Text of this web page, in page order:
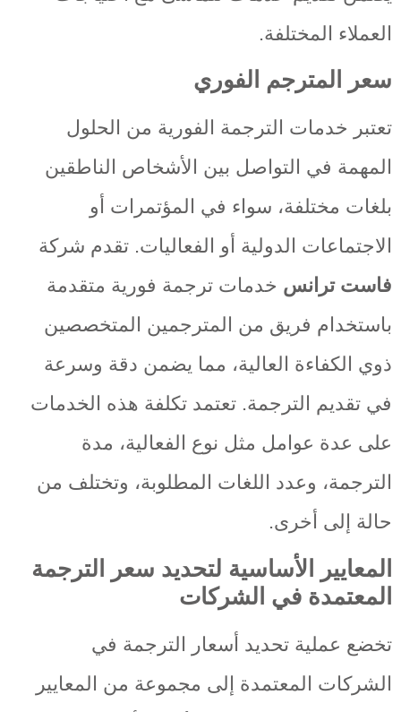
العملاء المختلفة.
سعر المترجم الفوري
تعتبر خدمات الترجمة الفورية من الحلول
المهمة في التواصل بين الأشخاص الناطقين
بلغات مختلفة، سواء في المؤتمرات أو
الاجتماعات الدولية أو الفعاليات. تقدم شركة
فاست ترانس خدمات ترجمة فورية متقدمة
باستخدام فريق من المترجمين المتخصصين
ذوي الكفاءة العالية، مما يضمن دقة وسرعة
في تقديم الترجمة. تعتمد تكلفة هذه الخدمات
على عدة عوامل مثل نوع الفعالية، مدة
الترجمة، وعدد اللغات المطلوبة، وتختلف من
حالة إلى أخرى.
المعايير الأساسية لتحديد سعر الترجمة
المعتمدة في الشركات
تخضع عملية تحديد أسعار الترجمة في
الشركات المعتمدة إلى مجموعة من المعايير